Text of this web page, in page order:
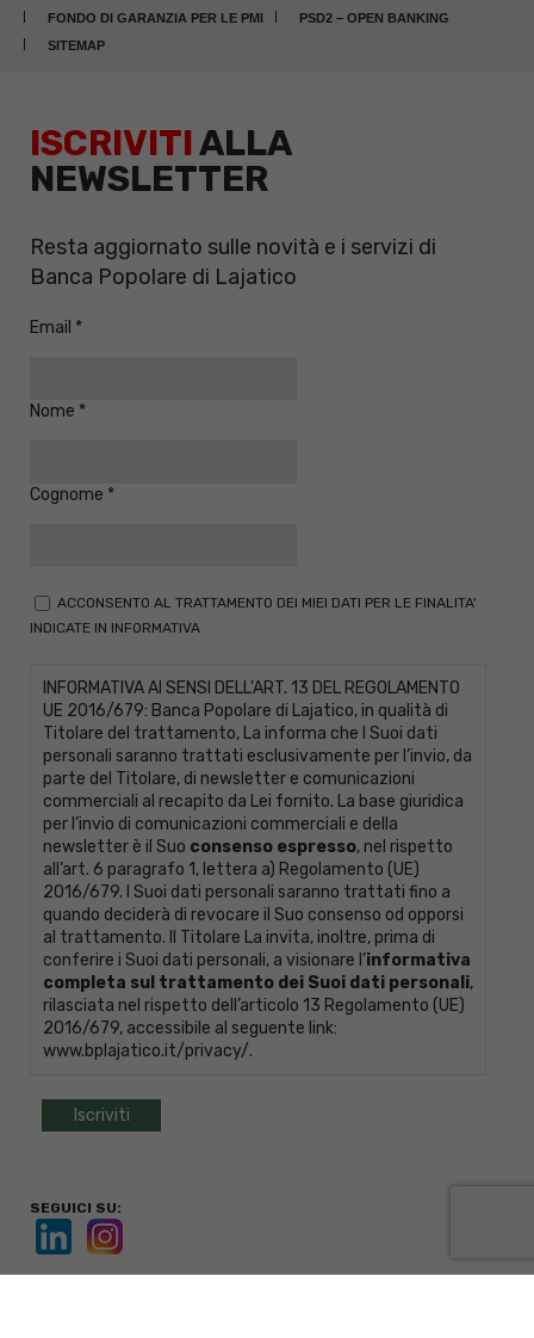
FONDO DI GARANZIA PER LE PMI
PSD2 – OPEN BANKING
SITEMAP
ISCRIVITIALLA
NEWSLETTER
Resta aggiornato sulle novità e i servizi di
Banca Popolare di Lajatico
Email
Nome
Cognome
ACCONSENTO AL TRATTAMENTO DEI MIEI DATI PER LE FINALITA'
INDICATE IN INFORMATIVA
INFORMATIVA AI SENSI DELL'ART. 13 DEL REGOLAMENTO
UE 2016/679: Banca Popolare di Lajatico, in qualità di
Titolare del trattamento, La informa che I Suoi dati
personali saranno trattati esclusivamente per l’invio, da
parte del Titolare, di newsletter e comunicazioni
commerciali al recapito da Lei fornito. La base giuridica
per l’invio di comunicazioni commerciali e della
newsletter è il Suo consenso espresso, nel rispetto
all’art. 6 paragrafo 1, lettera a) Regolamento (UE)
2016/679. I Suoi dati personali saranno trattati fino a
quando deciderà di revocare il Suo consenso od opporsi
al trattamento. Il Titolare La invita, inoltre, prima di
conferire i Suoi dati personali, a visionare l’informativa
completa sul trattamento dei Suoi dati personali,
rilasciata nel rispetto dell’articolo 13 Regolamento (UE)
2016/679, accessibile al seguente link:
www.bplajatico.it/privacy/.
SEGUICI SU: